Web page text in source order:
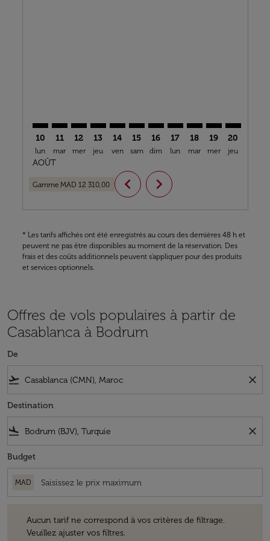
10
lun
AOÛT
11
mar
12
mer
13
jeu
14
ven
15
sam
16
dim
17
lun
18
mar
19
mer
20
jeu
Gamme MAD 12 310,00 chevron_left chevron_right
* Les tarifs affichés ont été enregistrés au cours des dernières 48 h et
peuvent ne pas être disponibles au moment de la réservation. Des
frais et des coûts additionnels peuvent s'appliquer pour des produits
et services optionnels.
Offres de vols populaires à partir de
Casablanca à Bodrum
De
flight_takeoff close
Destination
flight_land close
Budget
MAD
Aucun tarif ne correspond à vos critères de filtrage.
Veuillez ajuster vos filtres.